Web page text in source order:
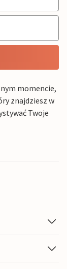
momencie,
znajdziesz w
Twoje